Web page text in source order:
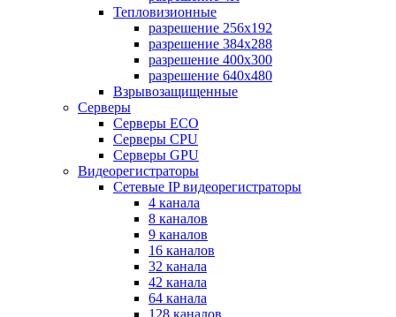
Тепловизионные
разрешение 256x192
разрешение 384х288
разрешение 400x300
разрешение 640х480
Взрывозащищенные
Серверы
Серверы ECO
Серверы CPU
Серверы GPU
Видеорегистраторы
Сетевые IP видеорегистраторы
4 канала
8 каналов
9 каналов
16 каналов
32 канала
42 канала
64 канала
128 каналов